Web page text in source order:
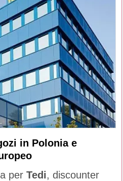
in Polonia e
per Tedi, discounter